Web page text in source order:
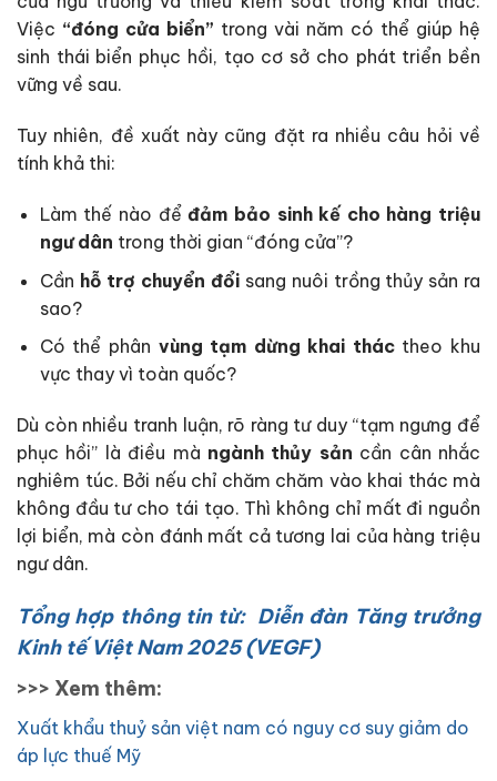
Việc “đóng cửa biển” trong vài năm có thể giúp hệ
sinh thái biển phục hồi, tạo cơ sở cho phát triển bền
vững về sau.
Tuy nhiên, đề xuất này cũng đặt ra nhiều câu hỏi về
tính khả thi:
Làm thế nào đểđảm bảo sinh kế cho hàng triệu
ngư dân trong thời gian “đóng cửa”?
Cần hỗ trợ chuyển đổi sang nuôi trồng thủy sản ra
sao?
Có thể phân vùng tạm dừng khai tháctheo khu
vực thay vì toàn quốc?
Dù còn nhiều tranh luận, rõ ràng tư duy “tạm ngưng để
phục hồi” là điều mà ngành thủy sản cần cân nhắc
nghiêm túc. Bởi nếu chỉ chăm chăm vào khai thác mà
không đầu tư cho tái tạo. Thì không chỉ mất đi nguồn
lợi biển, mà còn đánh mất cả tương lai của hàng triệu
ngư dân.
Tổng hợp thông tin từ: Diễn đàn Tăng trưởng
Kinh tế Việt Nam 2025 (VEGF)
>>> Xem thêm:
Xuất khẩu thuỷ sản việt nam có nguy cơ suy giảm do
áp lực thuế Mỹ